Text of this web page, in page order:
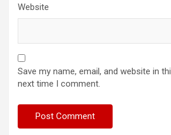
Website
Save my name, email, and website in
next time I comment.